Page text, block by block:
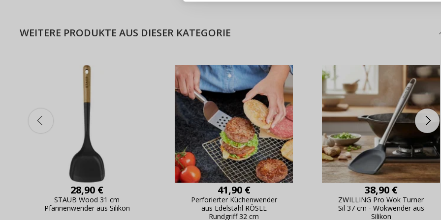
WEITERE PRODUKTE AUS DIESER KATEGORIE
28,90 €
STAUB Wood 31 cm
Pfannenwender aus Silikon
41,90 €
Perforierter Küchenwender
aus Edelstahl RÖSLE
Rundgriff 32 cm
38,90 €
ZWILLING Pro Wok Turner
Sil 37 cm - Wokwender aus
Silikon
Live-Überblick über Änderungen an der
Passwort